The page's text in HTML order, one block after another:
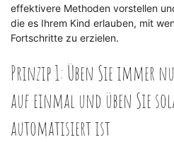
effektivere Methoden vorstellen
die es Ihrem Kind erlauben, mit
Fortschritte zu erzielen.
Prinzip 1: Üben Sie immer
auf einmal und üben Sie
automatisiert ist